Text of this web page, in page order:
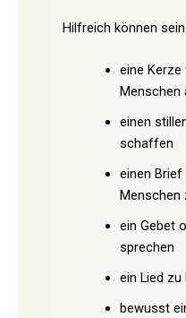
Hilfreich können sein:
eine
Menschen
einen
schaffen
einen Brief
Menschen
ein Gebet
sprechen
ein Lied
bewusst